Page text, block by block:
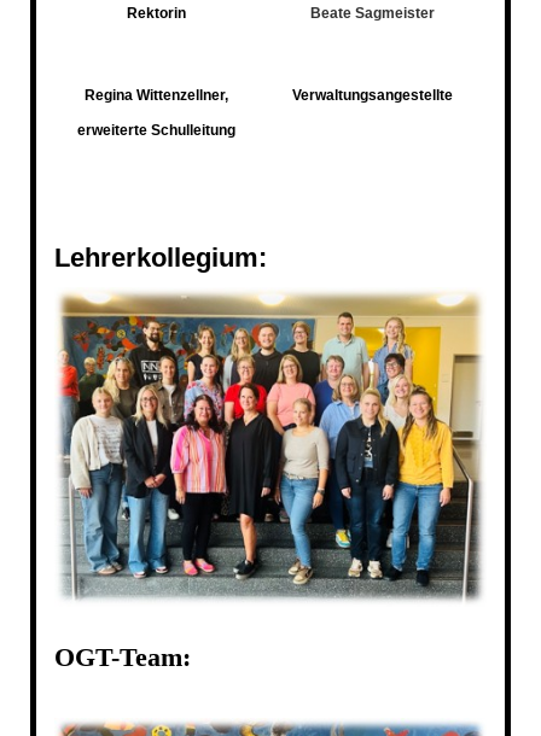
Rektorin Beate Sagmeister
Regina Wittenzellner,
erweiterte Schulleitung
Verwaltungsangestellte
Lehrerkollegium:
OGT-Team: